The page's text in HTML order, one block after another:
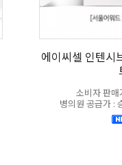
에이씨셀 인텐시
소비자 판
병의원 공급가 :